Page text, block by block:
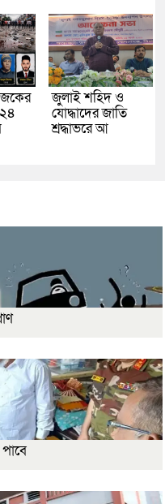
জুলাই শহিদ ও
যোদ্ধাদের জাতি
শ্রদ্ধাভরে আ